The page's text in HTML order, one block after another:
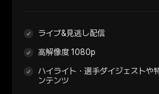
ライブ&見逃し配信
高解像度 1080p
ハイライト・選手ダイジェストや
ンテンツ